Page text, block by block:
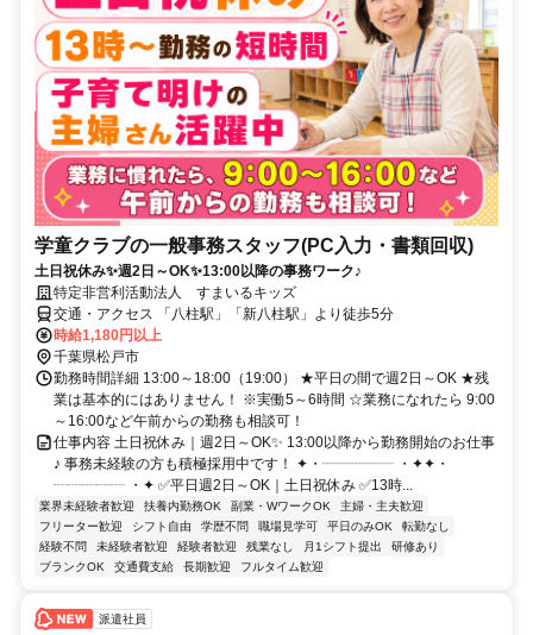
学童クラブの一般事務スタッフ(PC入力・書類回収)
土日祝休み✨週2日～OK✨13:00以降の事務ワーク♪
特定非営利活動法人 すまいるキッズ
交通・アクセス 「八柱駅」「新八柱駅」より徒歩5分
時給1,180円以上
千葉県松戸市
勤務時間詳細 13:00～18:00（19:00） ★平日の間で週2日～OK ★残
業は基本的にはありません！ ※実働5～6時間 ☆業務になれたら 9:00
～16:00など午前からの勤務も相談可！
仕事内容 土日祝休み｜週2日～OK✨ 13:00以降から勤務開始のお仕事
♪ 事務未経験の方も積極採用中です！ ✦・┈┈┈┈┈ ・✦✦・
┈┈┈┈┈ ・✦ ✅平日週2日～OK｜土日祝休み ✅13時...
業界未経験者歓迎 扶養内勤務OK 副業・WワークOK
主婦・主夫歓迎
フリーター歓迎
シフト自由 学歴不問 職場見学可 平日のみOK
転勤なし
経験不問
未経験者歓迎 経験者歓迎 残業なし 月1シフト提出
研修あり
ブランクOK
交通費支給 長期歓迎 フルタイム歓迎
派遣社員